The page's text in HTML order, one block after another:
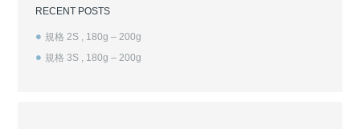
RECENT POSTS
規格 2S , 180g – 200g
規格 3S , 180g – 200g